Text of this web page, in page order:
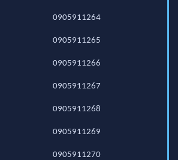
0905911264
0905911265
0905911266
0905911267
0905911268
0905911269
0905911270